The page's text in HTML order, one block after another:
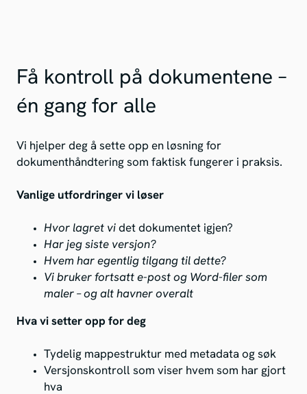
Få kontroll på dokumentene –
én gang for alle
Vi hjelper deg å sette opp en løsning for
dokumenthåndtering som faktisk fungerer i praksis.
Vanlige utfordringer vi løser
Hvor lagret vi det dokumentet igjen?
Har jeg siste versjon?
Hvem har egentlig tilgang til dette?
Vi bruker fortsatt e-post og Word-filer som
maler – og alt havner overalt
Hva vi setter opp for deg
Tydelig mappestruktur med metadata og søk
Versjonskontroll som viser hvem som har gjort
hva